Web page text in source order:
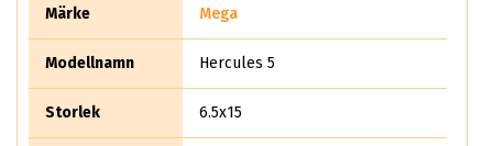
trailer så har mega Wheels ett stort utbud för dig som
Märke Mega
Modellnamn Hercules 5
Storlek 6.5x15